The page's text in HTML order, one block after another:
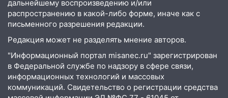
ветром сорвало опалубку со
строящегося дома
13:54
В мэрии Ульяновска рассказали,
как устраняют последствия мощного
шторма
13:49 Стихия продолжает крушить
Ульяновск: дерево рухнуло на дом на
дальнейшему воспроизведению и/или
распространению в какой-либо форме, иначе как с
письменного разрешения редакции.
Редакция может не разделять мнение авторов.
"Информационный портал misanec.ru" зарегистрирован
в Федеральной службе по надзору в сфере связи,
информационных технологий и массовых
коммуникаций. Свидетельство о регистрации средства